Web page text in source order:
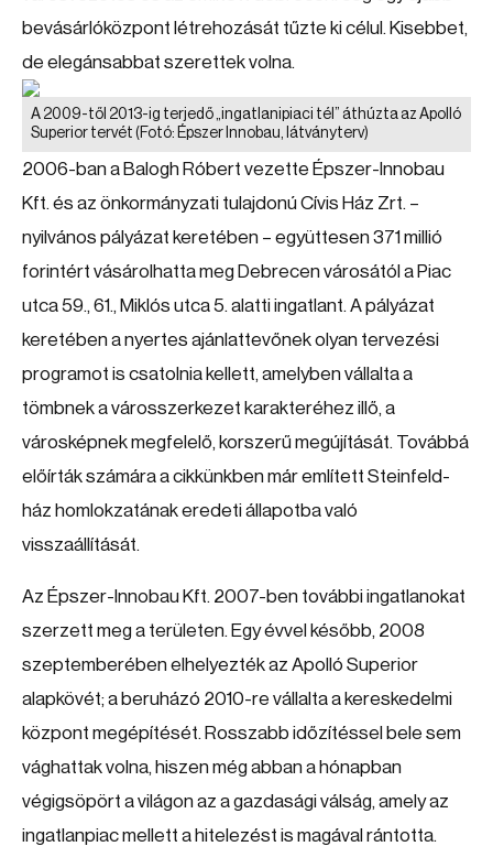
bevásárlóközpont létrehozását tűzte ki célul. Kisebbet,
de elegánsabbat szerettek volna.
A 2009-től 2013-ig terjedő „ingatlanipiaci tél” áthúzta az Apolló
Superior tervét (Fotó: Épszer Innobau, látványterv)
2006-ban a Balogh Róbert vezette Épszer-Innobau
Kft. és az önkormányzati tulajdonú Cívis Ház Zrt. –
nyilvános pályázat keretében – együttesen 371 millió
forintért vásárolhatta meg Debrecen városától a Piac
utca 59., 61., Miklós utca 5. alatti ingatlant. A pályázat
keretében a nyertes ajánlattevőnek olyan tervezési
programot is csatolnia kellett, amelyben vállalta a
tömbnek a városszerkezet karakteréhez illő, a
városképnek megfelelő, korszerű megújítását. Továbbá
előírták számára a cikkünkben már említett Steinfeld-
ház homlokzatának eredeti állapotba való
visszaállítását.
Az Épszer-Innobau Kft. 2007-ben további ingatlanokat
szerzett meg a területen. Egy évvel később, 2008
szeptemberében elhelyezték az Apolló Superior
alapkövét; a beruházó 2010-re vállalta a kereskedelmi
központ megépítését. Rosszabb időzítéssel bele sem
vághattak volna, hiszen még abban a hónapban
végigsöpört a világon az a gazdasági válság, amely az
ingatlanpiac mellett a hitelezést is magával rántotta.